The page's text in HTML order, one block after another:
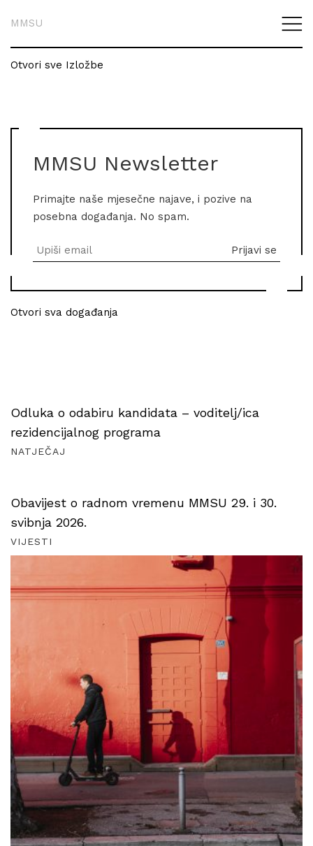
MMSU
Otvori sve Izložbe
MMSU Newsletter
Primajte naše mjesečne najave, i pozive na
posebna događanja. No spam.
Otvori sva događanja
Odluka o odabiru kandidata – voditelj/ica
rezidencijalnog programa
NATJEČAJ
Obavijest o radnom vremenu MMSU 29. i 30.
svibnja 2026.
VIJESTI